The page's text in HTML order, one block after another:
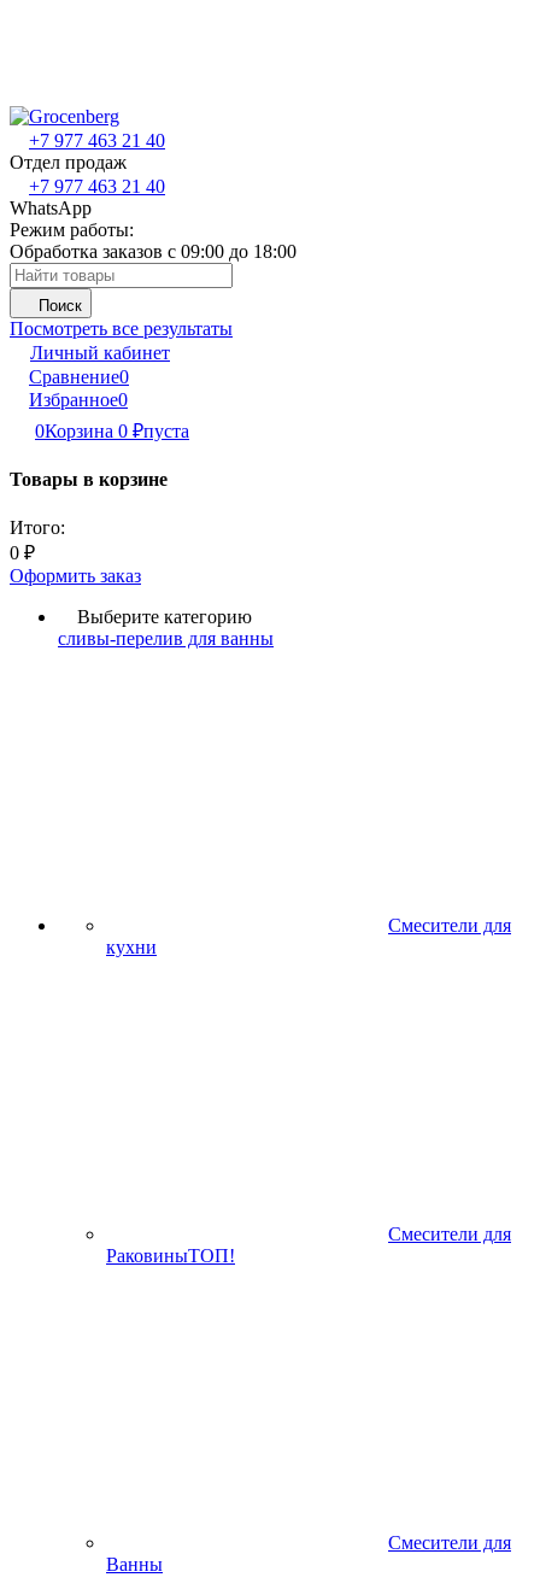
+7 977 463 21 40
Отдел продаж
+7 977 463 21 40
WhatsApp
Режим работы:
Обработка заказов с 09:00 до 18:00
Поиск
Посмотреть все результаты
Личный кабинет
Сравнение0
Избранное0
0Корзина 0 ₽пуста
Товары в корзине
Итого:
0 ₽
Оформить заказ
Выберите категорию
сливы-перелив для ванны
Смесители для
кухни
Смесители для
РаковиныТОП!
Смесители для
Ванны